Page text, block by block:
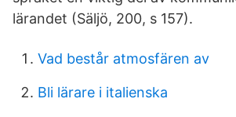
lärandet (Säljö, 200, s 157).
Vad består atmosfären av
Bli lärare i italienska